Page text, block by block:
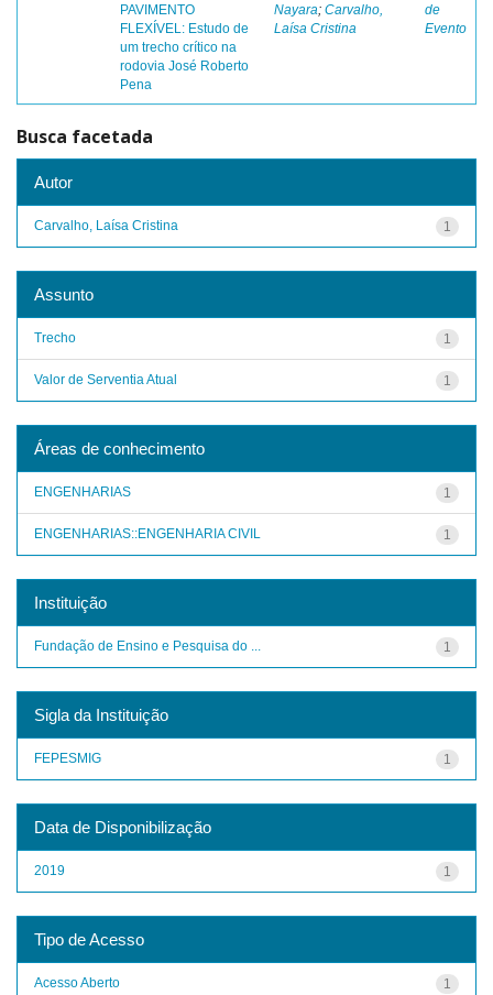
PAVIMENTO
FLEXÍVEL: Estudo de
um trecho crítico na
rodovia José Roberto
Pena
Nayara; Carvalho,
Laísa Cristina
de
Evento
Busca facetada
Autor
1
Carvalho, Laísa Cristina
Assunto
1
Trecho
1
Valor de Serventia Atual
Áreas de conhecimento
1
ENGENHARIAS
1
ENGENHARIAS::ENGENHARIA CIVIL
Instituição
1
Fundação de Ensino e Pesquisa do ...
Sigla da Instituição
1
FEPESMIG
Data de Disponibilização
1
2019
Tipo de Acesso
1
Acesso Aberto